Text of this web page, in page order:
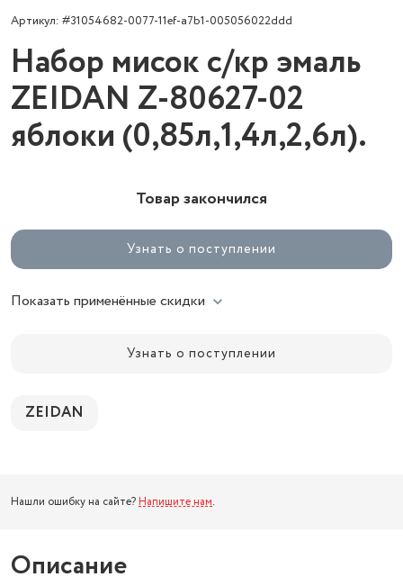
Артикул: #31054682-0077-11ef-a7b1-005056022ddd
Набор мисок с/кр эмаль
ZEIDAN Z-80627-02
яблоки (0,85л,1,4л,2,6л).
Товар закончился
Узнать о поступлении
Показать применённые скидки
Узнать о поступлении
ZEIDAN
Нашли ошибку на сайте? Напишите нам.
Описание